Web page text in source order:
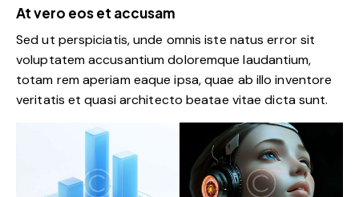
At vero eos et accusam
Sed ut perspiciatis, unde omnis iste natus error sit
voluptatem accusantium doloremque laudantium,
totam rem aperiam eaque ipsa, quae ab illo inventore
veritatis et quasi architecto beatae vitae dicta sunt.